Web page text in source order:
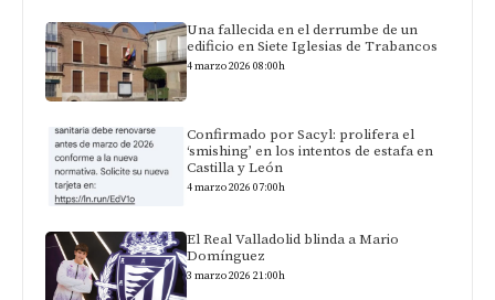
Una fallecida en el derrumbe de un
edificio en Siete Iglesias de Trabancos
4 marzo 2026 08:00h
Confirmado por Sacyl: prolifera el
‘smishing’ en los intentos de estafa en
Castilla y León
4 marzo 2026 07:00h
El Real Valladolid blinda a Mario
Domínguez
3 marzo 2026 21:00h